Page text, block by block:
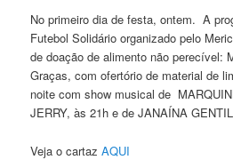
No primeiro dia de festa, ontem. A
Futebol Solidário organizado pelo
de doação de alimento não perecível:
Graças, com ofertório de material de
noite com show musical de
JERRY, às 21h e de JANAÍNA
Veja o cartazAQUI